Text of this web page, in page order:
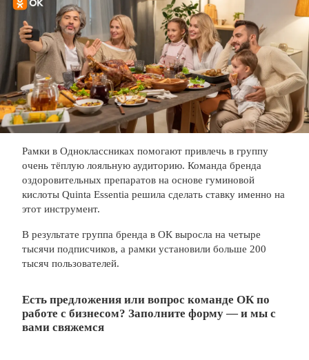
Рамки в Одноклассниках помогают привлечь в группу
очень тёплую лояльную аудиторию. Команда бренда
оздоровительных препаратов на основе гуминовой
кислоты Quinta Essentia решила сделать ставку именно на
этот инструмент.
В результате группа бренда в ОК выросла на четыре
тысячи подписчиков, а рамки установили больше 200
тысяч пользователей.
Есть предложения или вопрос команде ОК по
работе с бизнесом? Заполните форму — и мы с
вами свяжемся